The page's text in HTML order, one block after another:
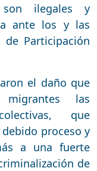
son ilegales y
ante los y las
de Participación
el daño que
las
que
proceso y
a una fuerte
de